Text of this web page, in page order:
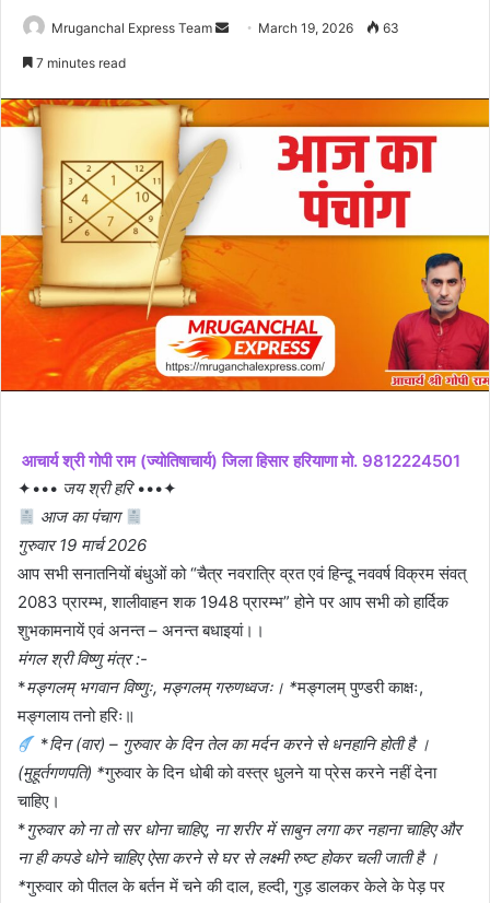
Mruganchal Express Team
Send March 19, 2026 63
7 minutes read
आचार्य श्री गोपी राम (ज्योतिषाचार्य) जिला हिसार हरियाणा मो. 9812224501
✦••• जय श्री हरि•••✦
आज का पंचाग
गुरुवार 19 मार्च 2026
आप सभी सनातनियों बंधुओं को “चैत्र नवरात्रि व्रत एवं हिन्दू नववर्ष विक्रम संवत्
2083 प्रारम्भ, शालीवाहन शक 1948 प्रारम्भ” होने पर आप सभी को हार्दिक
शुभकामनायें एवं अनन्त – अनन्त बधाइयां।।
मंगल श्री विष्णु मंत्र :-
*मङ्गलम् भगवान विष्णुः, मङ्गलम् गरुणध्वजः। *मङ्गलम् पुण्डरी काक्षः,
मङ्गलाय तनो हरिः॥
*दिन (वार) – गुरुवार के दिन तेल का मर्दन करने से धनहानि होती है ।
(मुहूर्तगणपति) *गुरुवार के दिन धोबी को वस्त्र धुलने या प्रेस करने नहीं देना
चाहिए।
*गुरुवार को ना तो सर धोना चाहिए, ना शरीर में साबुन लगा कर नहाना चाहिए और
ना ही कपडे धोने चाहिए ऐसा करने से घर से लक्ष्मी रुष्ट होकर चली जाती है ।
*गुरुवार को पीतल के बर्तन में चने की दाल, हल्दी, गुड़ डालकर केले के पेड़ पर